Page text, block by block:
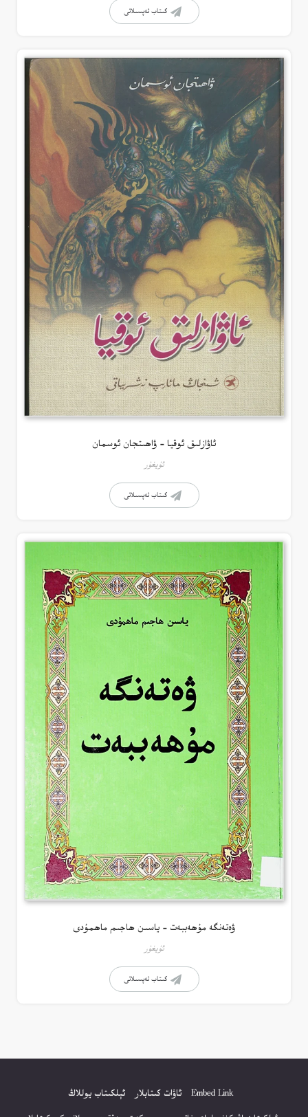
كىتاب تەپسىلاتى
ئاۋازلىق ئوقيا – ۋاھىتجان ئوسمان
ئۇيغۇر
كىتاب تەپسىلاتى
ۋەتەنگە مۇھەببەت – ياسىن ھاجىم ماھمۇدى
ئۇيغۇر
كىتاب تەپسىلاتى
Embed Link ئاۋات كىتابلار
ئېلكىتاب يوللاڭ